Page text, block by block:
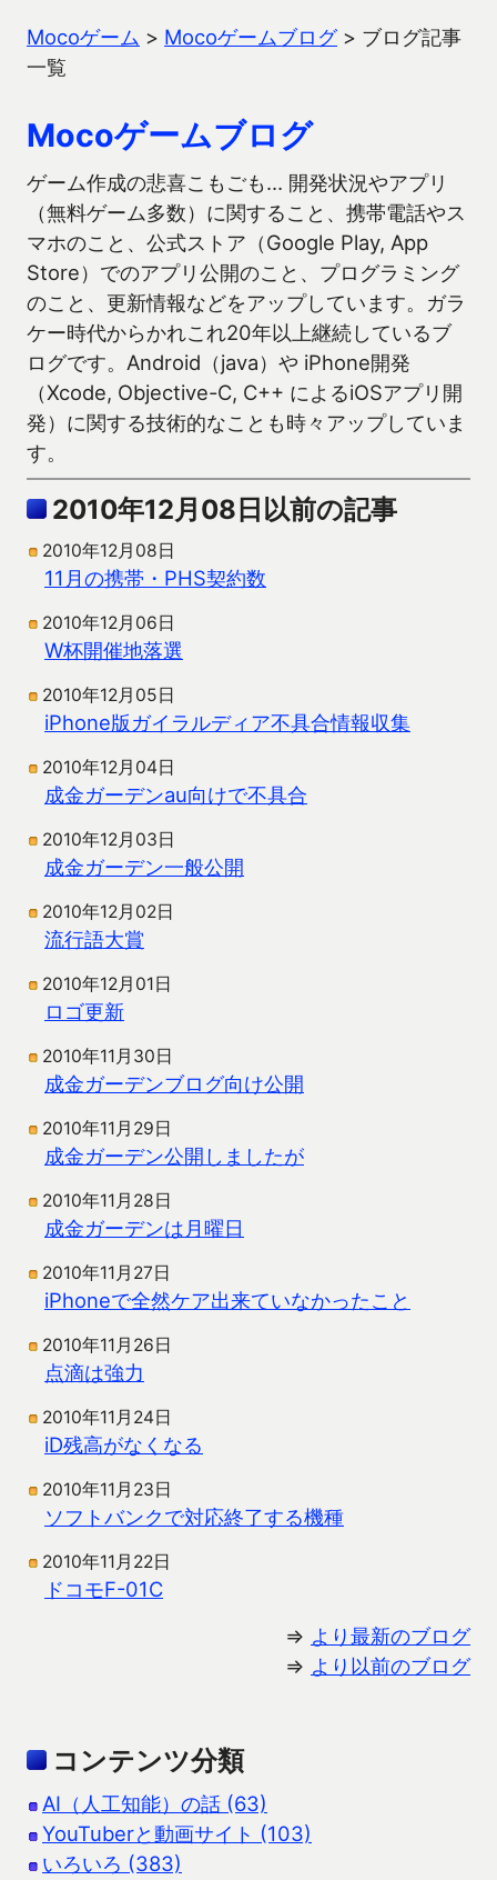
Mocoゲーム > Mocoゲームブログ> ブログ記事
一覧
Mocoゲームブログ
ゲーム作成の悲喜こもごも… 開発状況やアプリ
（無料ゲーム多数）に関すること、携帯電話やス
マホのこと、公式ストア（Google Play, App
Store）でのアプリ公開のこと、プログラミング
のこと、更新情報などをアップしています。ガラ
ケー時代からかれこれ20年以上継続しているブ
ログです。Android（java）や iPhone開発
（Xcode, Objective-C, C++ によるiOSアプリ開
発）に関する技術的なことも時々アップしていま
す。
2010年12月08日以前の記事
2010年12月08日
11月の携帯・PHS契約数
2010年12月06日
W杯開催地落選
2010年12月05日
iPhone版ガイラルディア不具合情報収集
2010年12月04日
成金ガーデンau向けで不具合
2010年12月03日
成金ガーデン一般公開
2010年12月02日
流行語大賞
2010年12月01日
ロゴ更新
2010年11月30日
成金ガーデンブログ向け公開
2010年11月29日
成金ガーデン公開しましたが
2010年11月28日
成金ガーデンは月曜日
2010年11月27日
iPhoneで全然ケア出来ていなかったこと
2010年11月26日
点滴は強力
2010年11月24日
iD残高がなくなる
2010年11月23日
ソフトバンクで対応終了する機種
2010年11月22日
ドコモF-01C
⇒ より最新のブログ
⇒ より以前のブログ
コンテンツ分類
AI（人工知能）の話 (63)
YouTuberと動画サイト (103)
いろいろ (383)